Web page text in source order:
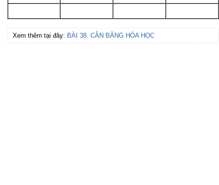
Xem thêm tại đây: BÀI 38. CÂN BẰNG HÓA HỌC